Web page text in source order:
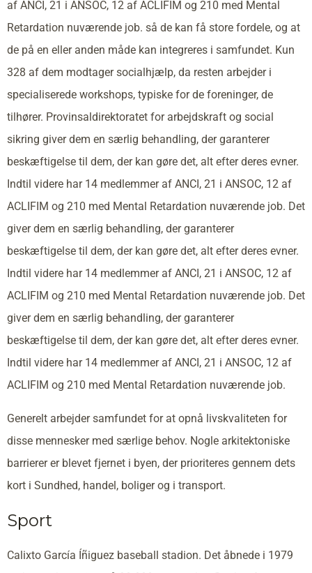
af ANCI, 21 i ANSOC, 12 af ACLIFIM og 210 med Mental
Retardation nuværende job. så de kan få store fordele, og at
de på en eller anden måde kan integreres i samfundet. Kun
328 af dem modtager socialhjælp, da resten arbejder i
specialiserede workshops, typiske for de foreninger, de
tilhører. Provinsaldirektoratet for arbejdskraft og social
sikring giver dem en særlig behandling, der garanterer
beskæftigelse til dem, der kan gøre det, alt efter deres evner.
Indtil videre har 14 medlemmer af ANCI, 21 i ANSOC, 12 af
ACLIFIM og 210 med Mental Retardation nuværende job. Det
giver dem en særlig behandling, der garanterer
beskæftigelse til dem, der kan gøre det, alt efter deres evner.
Indtil videre har 14 medlemmer af ANCI, 21 i ANSOC, 12 af
ACLIFIM og 210 med Mental Retardation nuværende job. Det
giver dem en særlig behandling, der garanterer
beskæftigelse til dem, der kan gøre det, alt efter deres evner.
Indtil videre har 14 medlemmer af ANCI, 21 i ANSOC, 12 af
ACLIFIM og 210 med Mental Retardation nuværende job.
Generelt arbejder samfundet for at opnå livskvaliteten for
disse mennesker med særlige behov. Nogle arkitektoniske
barrierer er blevet fjernet i byen, der prioriteres gennem dets
kort i Sundhed, handel, boliger og i transport.
Sport
Calixto García Íñiguez baseball stadion. Det åbnede i 1979